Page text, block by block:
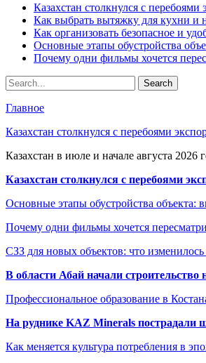
Казахстан столкнулся с
Как выбрать вытяжку для кухни и
Как организовать безопасное и
Основные этапы обустройства
Почему одни фильмы хочется
Главное
Казахстан столкнулся с перебоями
Казахстан в июле и начале августа
Казахстан столкнулся с перебоями
Основные этапы обустройства
Почему одни фильмы хочется
СЗЗ для новых объектов: что изменилось
В области Абай начали строительство
Профессиональное образование в
На руднике KAZ Minerals пострадали
Как меняется культура потребления в